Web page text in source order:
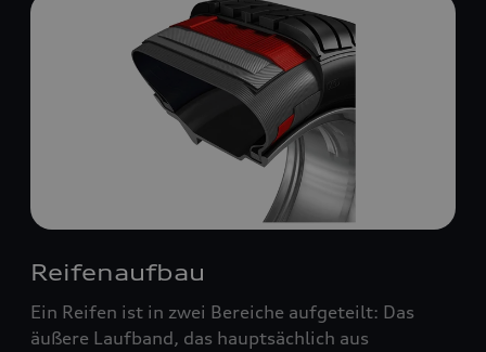
Reifenaufbau
Ein Reifen ist in zwei Bereiche aufgeteilt: Das
äußere Laufband, das hauptsächlich aus